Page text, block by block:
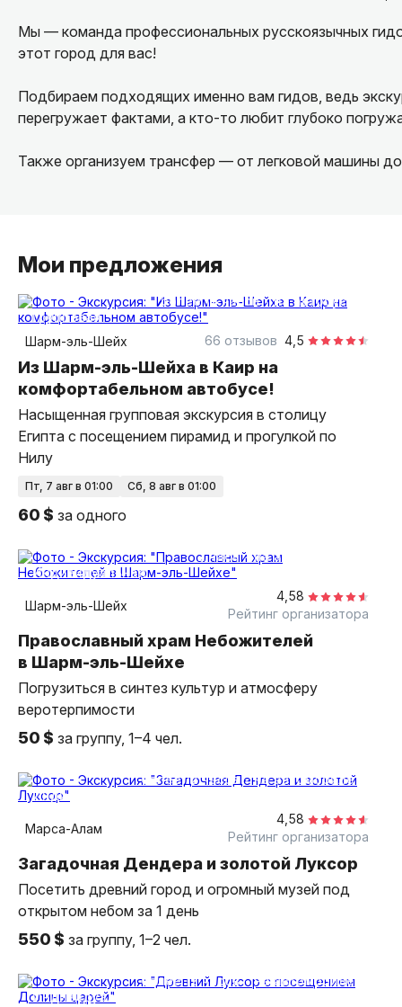
Мы — команда профессиональных русскоязычных
этот город для вас!
Подбираем подходящих именно вам гидов, ведь
перегружает фактами, а кто-то любит глубоко
Также организуем трансфер — от легковой машины
Мои предложения
более 12 часов
на автобусе
групповая
Шарм-эль-Шейх
4,5
66 отзывов
Из Шарм-эль-Шейха в Каир на
комфортабельном автобусе!
Насыщенная групповая экскурсия в столицу
Египта с посещением пирамид и прогулкой по
Нилу
пт, 7 авг в 01:00 сб, 8 авг в 01:00
60 $ за одного
2 часа
на автомобиле
индивидуальная
Шарм-эль-Шейх
4,58
Рейтинг организатора
Православный храм Небожителей
в Шарм-эль-Шейхе
Погрузиться в синтез культур и атмосферу
веротерпимости
50 $ за группу, 1–4 чел.
более 12 часов
на автомобиле
индивидуальная
Марса-Алам
4,58
Рейтинг организатора
Загадочная Дендера и золотой Луксор
Посетить древний город и огромный музей под
открытом небом за 1 день
550 $ за группу, 1–2 чел.
более 12 часов
на автомобиле
индивидуальная